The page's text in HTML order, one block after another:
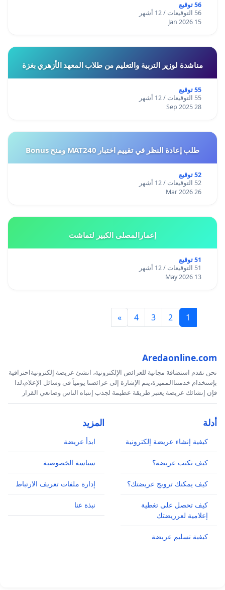
56 توقيع
56 التوقيعات / 12 أشهر
15 Jan 2026
مناشدة لوزير التربية والتعليم من طلاب المعهد الأزهري بغزة
55 توقيع
55 التوقيعات / 12 أشهر
28 Sep 2025
طلب إعادة النظر في تقييم اختبار MAT240 ومنح Bonus
52 توقيع
52 التوقيعات / 12 أشهر
26 Mar 2026
إعمارالمصلى الكبير لتماشت
51 توقيع
51 التوقيعات / 12 أشهر
13 May 2026
1
2
3
4
»
Aredaonline.com
نحن نقدم استضافة مجانية للعرائض الإلكترونية، انشئ عريضة إلكترونيةاحترافية
بإستخدام خدمتناالمميزة،يتم الإشارة إلى عرائضنا يومياً في وسائل الإعلام،لذا
فإن إنشائك عريضة يعتبر طريقة عظيمة لجذب إنتباه الناس وصانعي القرار
أدلة
كيفية إنشاء عريضة إلكترونية
كيف تكتب عريضة؟
كيف يمكنك ترويج عريضتك؟
كيف تحصل على تغطية
إعلامية لعرريضتك
كيفية تسليم عريضة
المزيد
ابدأ عريضة
سياسة الخصوصية
إدارة ملفات تعريف الارتباط
نبذة عنا